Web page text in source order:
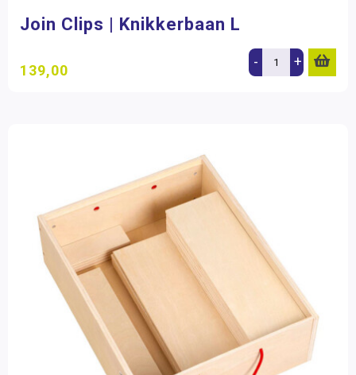
Join Clips | Knikkerbaan L
139,00 - +